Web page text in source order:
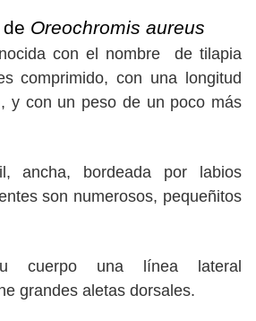
Oreochromis aureus
con el nombre de tilapia
comprimido, con una longitud
y con un peso de un poco más
ancha, bordeada por labios
son numerosos, pequeñitos
cuerpo una línea lateral
grandes aletas dorsales.